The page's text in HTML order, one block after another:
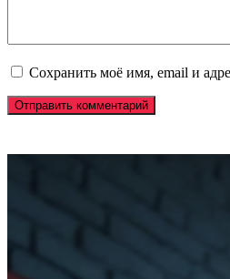
Сохранить моё имя, email и